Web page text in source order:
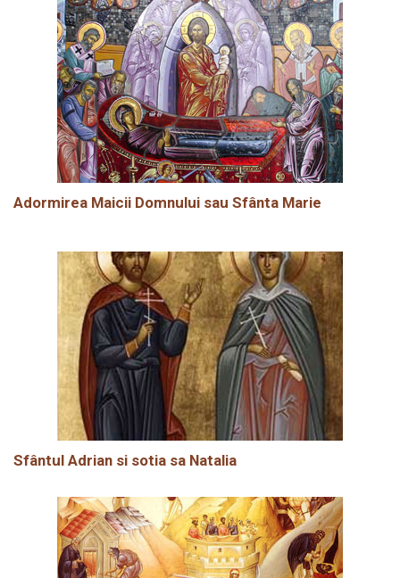
Adormirea Maicii Domnului sau Sfânta Marie
Sfântul Adrian si sotia sa Natalia